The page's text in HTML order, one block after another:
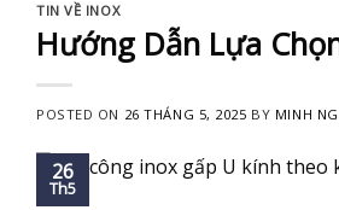
TIN VỀ INOX
Hướng Dẫn Lựa
POSTED ON 26 THÁNG 5, 2025 BY MINH
26
Th5